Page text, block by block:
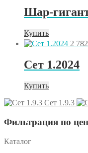
Шар-
Купить
2 782
Сет 1.2024
Купить
Сет 1.9.3
Фильтрация по
Каталог